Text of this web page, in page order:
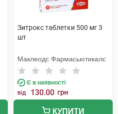
Зитрокс таблетки 500 мг 3
шт
Маклеодс Фармасьютикалс
Є в наявності
від 130.00 грн
КУПИТИ